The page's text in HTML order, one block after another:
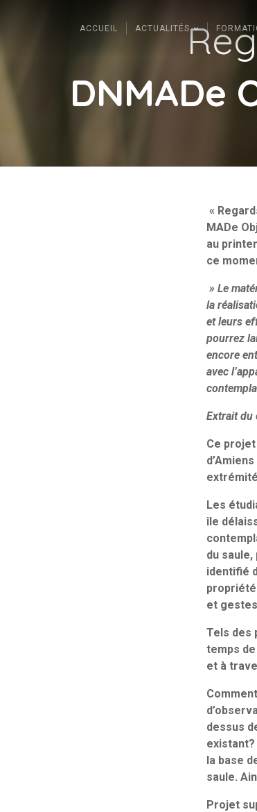
ACCUEIL ACTUALITÉS
DNMADe
«
MADe
au
ce
» Le
la
et leurs
pourrez
encore
avec
Extrait du
Ce
Les
île
du
identifié
et
Tels des
temps
et à
dessus
la base
saule.
Projet